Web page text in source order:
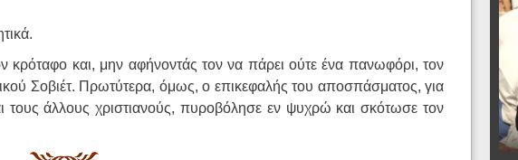
και, μην αφήνοντάς τον να πάρει ούτε ένα πανωφόρι, τον
Σοβιέτ. Πρωτύτερα, όμως, ο επικεφαλής του αποσπάσματος, για
τους άλλους χριστιανούς, πυροβόλησε εν ψυχρώ και σκότωσε τον